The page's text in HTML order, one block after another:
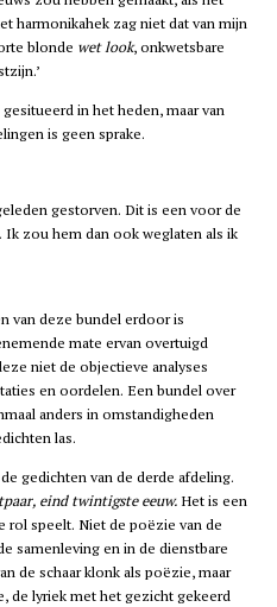
harmonikahek zag niet dat van mijn
blonde wet look, onkwetsbare
in het heden, maar van
is geen sprake.
gestorven. Dit is een voor de
zou hem dan ook weglaten als ik
van deze bundel erdoor is
mate ervan overtuigd
niet de objectieve analyses
en oordelen. Een bundel over
anders in omstandigheden
las.
gedichten van de derde afdeling.
eind twintigste eeuw.Het is een
rol speelt. Niet de poëzie van de
samenleving en in de dienstbare
de schaar klonk als poëzie, maar
de lyriek met het gezicht gekeerd